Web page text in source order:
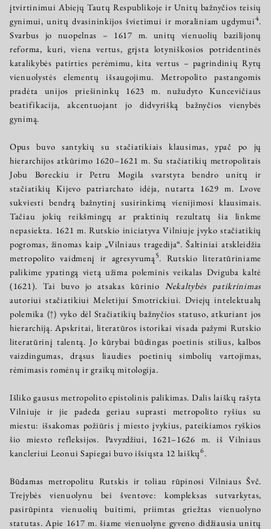
įtvirtinimui Abiejų Tautų Respublikoje ir Unitų bažnyčios teisių
gynimui, unitų dvasininkijos švietimui ir moraliniam ugdymui4.
Svarbus jo nuopelnas – 1617 m. unitų vienuolių bazilijonų
reforma, kuri, viena vertus, grįsta lotyniškosios potridentinės
katalikybės patirties perėmimu, kita vertus – pagrindinių Rytų
vienuolystės elementų išsaugojimu. Metropolito pastangomis
pradėta unijos priešininkų 1623 m. nužudyto Kuncevičiaus
beatifikacija, akcentuojant jo didvyrišką bažnyčios vienybės
gynimą.
Opus buvo santykių su stačiatikiais klausimas, ypač po jų
hierarchijos atkūrimo 1620–1621 m. Su stačiatikių metropolitais
Jobu Boreckiu ir Petru Mogila svarstyta bendro unitų ir
stačiatikių Kijevo patriarchato idėja, nutarta 1629 m. Lvove
sukviesti bendrą bažnytinį susirinkimą vienijimosi klausimais.
Tačiau jokių reikšmingų ar praktinių rezultatų šia linkme
nepasiekta. 1621 m. Rutskio iniciatyva Vilniuje įvyko stačiatikių
pogromas, žinomas kaip „Vilniaus tragedija“. Šaltiniai atskleidžia
metropolito vaidmenį ir agresyvumą5. Rutskio literatūriniame
palikime ypatingą vietą užima poleminis veikalas Dviguba kaltė
(1621). Tai buvo jo atsakas kūrinio Nekaltybės patikrinimas
autoriui stačiatikiui Meletijui Smotrickiui. Dviejų intelektualų
polemika (↑) vyko dėl Stačiatikių bažnyčios statuso, atkuriant jos
hierarchiją. Apskritai, literatūros istorikai visada pažymi Rutskio
literatūrinį talentą. Jo kūrybai būdingas poetinis stilius, kalbos
vaizdingumas, drąsus liaudies poetinių simbolių vartojimas,
rėmimasis romėnų ir graikų mitologija.
Išliko gausus metropolito epistolinis palikimas. Dalis laiškų rašyta
Vilniuje ir jie padeda geriau suprasti metropolito ryšius su
miestu: išsakomas požiūris į miesto įvykius, pateikiamos ryškios
šio miesto refleksijos. Pavyzdžiui, 1621–1626 m. iš Vilniaus
kancleriui Leonui Sapiegai buvo išsiųsta 12 laiškų6.
Būdamas metropolitu Rutskis ir toliau rūpinosi Vilniaus Švč.
Trejybės vienuolynu bei šventove: kompleksas sutvarkytas,
pasirūpinta vienuolių buitimi, priimtas griežtas vienuolyno
statutas. Apie 1617 m. šiame vienuolyne gyveno didžiausia unitų